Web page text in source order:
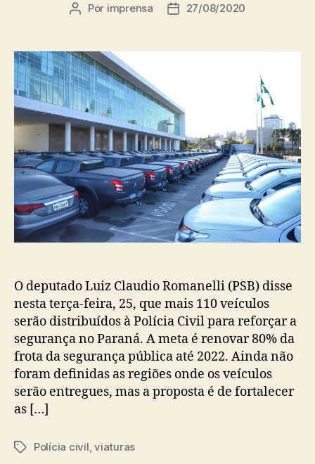
Autor
Por imprensa
Data27/08/2020
O deputado Luiz Claudio Romanelli (PSB) disse
nesta terça-feira, 25, que mais 110 veículos
serão distribuídos à Polícia Civil para reforçar a
segurança no Paraná. A meta é renovar 80% da
frota da segurança pública até 2022. Ainda não
foram definidas as regiões onde os veículos
serão entregues, mas a proposta é de fortalecer
as […]
TagsPolícia civil ,viaturas